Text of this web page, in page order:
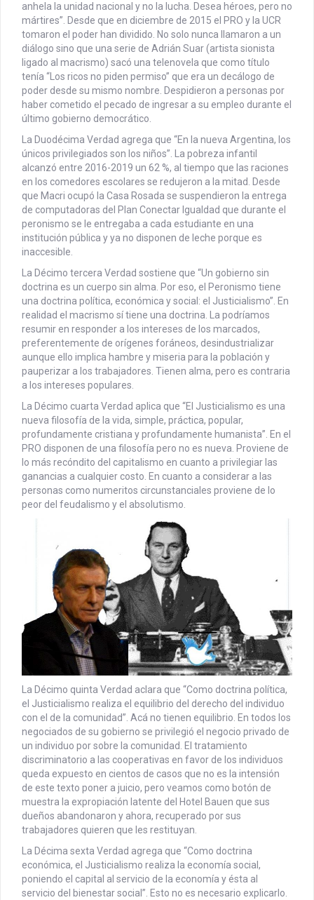
anhela la unidad nacional y no la lucha. Desea héroes, pero no
mártires”. Desde que en diciembre de 2015 el PRO y la UCR
tomaron el poder han dividido. No solo nunca llamaron a un
diálogo sino que una serie de Adrián Suar (artista sionista
ligado al macrismo) sacó una telenovela que como título
tenía “Los ricos no piden permiso” que era un decálogo de
poder desde su mismo nombre. Despidieron a personas por
haber cometido el pecado de ingresar a su empleo durante el
último gobierno democrático.
La Duodécima Verdad agrega que “En la nueva Argentina, los
únicos privilegiados son los niños”. La pobreza infantil
alcanzó entre 2016-2019 un 62 %, al tiempo que las raciones
en los comedores escolares se redujeron a la mitad. Desde
que Macri ocupó la Casa Rosada se suspendieron la entrega
de computadoras del Plan Conectar Igualdad que durante el
peronismo se le entregaba a cada estudiante en una
institución pública y ya no disponen de leche porque es
inaccesible.
La Décimo tercera Verdad sostiene que “Un gobierno sin
doctrina es un cuerpo sin alma. Por eso, el Peronismo tiene
una doctrina política, económica y social: el Justicialismo”. En
realidad el macrismo sí tiene una doctrina. La podríamos
resumir en responder a los intereses de los marcados,
preferentemente de orígenes foráneos, desindustrializar
aunque ello implica hambre y miseria para la población y
pauperizar a los trabajadores. Tienen alma, pero es contraria
a los intereses populares.
La Décimo cuarta Verdad aplica que “El Justicialismo es una
nueva filosofía de la vida, simple, práctica, popular,
profundamente cristiana y profundamente humanista”. En el
PRO disponen de una filosofía pero no es nueva. Proviene de
lo más recóndito del capitalismo en cuanto a privilegiar las
ganancias a cualquier costo. En cuanto a considerar a las
personas como numeritos circunstanciales proviene de lo
peor del feudalismo y el absolutismo.
La Décimo quinta Verdad aclara que “Como doctrina política,
el Justicialismo realiza el equilibrio del derecho del individuo
con el de la comunidad”. Acá no tienen equilibrio. En todos los
negociados de su gobierno se privilegió el negocio privado de
un individuo por sobre la comunidad. El tratamiento
discriminatorio a las cooperativas en favor de los individuos
queda expuesto en cientos de casos que no es la intensión
de este texto poner a juicio, pero veamos como botón de
muestra la expropiación latente del Hotel Bauen que sus
dueños abandonaron y ahora, recuperado por sus
trabajadores quieren que les restituyan.
La Décima sexta Verdad agrega que “Como doctrina
económica, el Justicialismo realiza la economía social,
poniendo el capital al servicio de la economía y ésta al
servicio del bienestar social”. Esto no es necesario explicarlo.